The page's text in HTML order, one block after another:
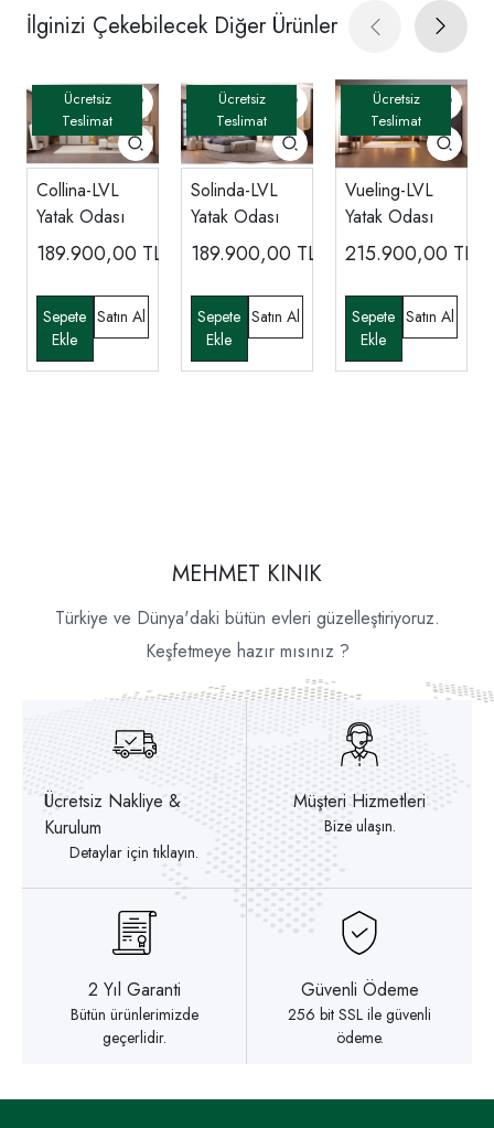
İlginizi Çekebilecek Diğer Ürünler
Collina-LVL
Yatak Odası
189.900,00 TL
Solinda-LVL
Yatak Odası
189.900,00 TL
Vueling-LVL
Yatak Odası
215.900,00 TL
MEHMET KINIK
Türkiye ve Dünya'daki bütün evleri güzelleştiriyoruz.
Keşfetmeye hazır mısınız ?
Ücretsiz Nakliye &
Kurulum
Detaylar için tıklayın.
Müşteri Hizmetleri
Bize ulaşın.
2 Yıl Garanti
Bütün ürünlerimizde
geçerlidir.
Güvenli Ödeme
256 bit SSL ile güvenli
ödeme.